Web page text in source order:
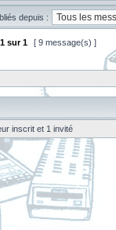
depuis :
1 sur1 [ 9 message(s) ]
inscrit et 1 invité